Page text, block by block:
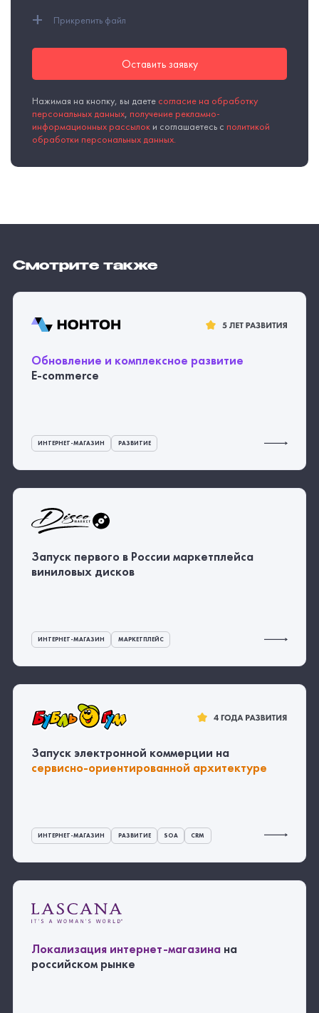
+ Прикрепить файл
Оставить заявку
Нажимая на кнопку, вы даете согласие на обработку
персональных данных, получение рекламно-
информационных рассылок и соглашаетесь с политикой
обработки персональных данных.
Смотрите также
Обновление и комплексное развитие
E-commerce
ИНТЕРНЕТ-МАГАЗИН РАЗВИТИЕ
Запуск первого в России маркетплейса
виниловых дисков
ИНТЕРНЕТ-МАГАЗИН МАРКЕТПЛЕЙС
Запуск электронной коммерции на
сервисно-ориентированной архитектуре
ИНТЕРНЕТ-МАГАЗИН РАЗВИТИЕ SOA CRM
Локализация интернет-магазина на
российском рынке